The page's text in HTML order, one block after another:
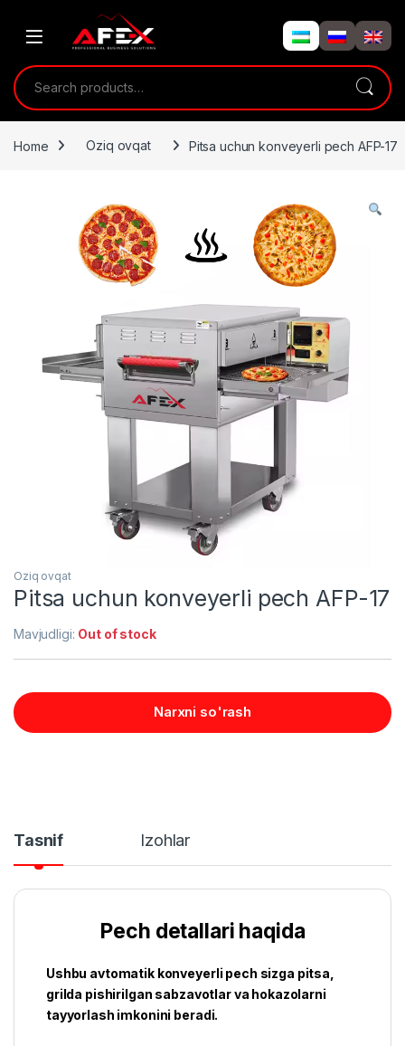
Search for:
Home Oziq ovqat Pitsa uchun konveyerli pech AFP-17
Oziq ovqat
Pitsa uchun konveyerli pech AFP-17
Mavjudligi: Out of stock
Narxni so'rash
Tasnif Izohlar
Pech detallari haqida
Ushbu avtomatik konveyerli pech sizga pitsa,
grilda pishirilgan sabzavotlar va hokazolarni
tayyorlash imkonini beradi.